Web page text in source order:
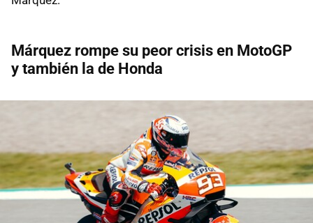
Márquez rompe su peor crisis en MotoGP
y también la de Honda